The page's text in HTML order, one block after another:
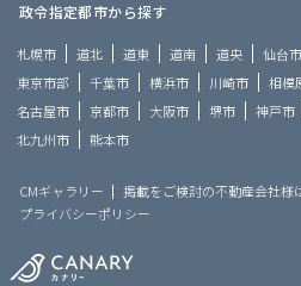
政令指定都市から探す
札幌市 道北 道東 道南 道央 仙台市
東京市部
千葉市 横浜市 川崎市 相模
名古屋市
京都市 大阪市 堺市 神戸市
北九州市
熊本市
CMギャラリー 掲載をご検討の不動産会社様
プライバシーポリシー